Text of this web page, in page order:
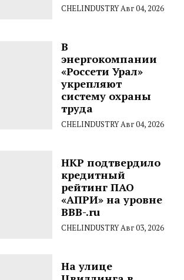
CHELINDUSTRYАвг 04, 2026
В
энергокомпании
«Россети Урал»
укрепляют
систему охраны
труда
CHELINDUSTRYАвг 04, 2026
НКР подтвердило
кредитный
рейтинг ПАО
«АПРИ» на уровне
BBB-.ru
CHELINDUSTRYАвг 03, 2026
На улице